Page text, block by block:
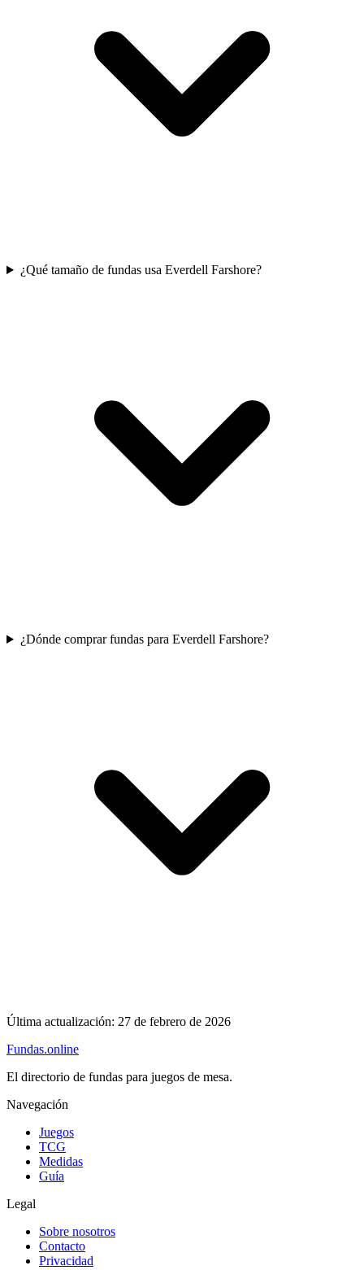
¿Qué tamaño de fundas usa Everdell Farshore?
¿Dónde comprar fundas para Everdell Farshore?
Última actualización: 27 de febrero de 2026
Fundas.online
El directorio de fundas para juegos de mesa.
Navegación
Juegos
TCG
Medidas
Guía
Legal
Sobre nosotros
Contacto
Privacidad